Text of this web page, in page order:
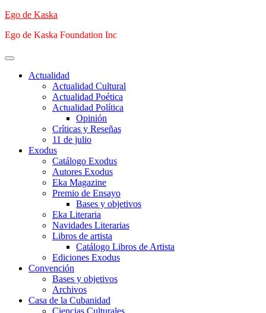
Saltar
contenido
Ego de Kaska
Ego de Kaska Foundation Inc
Menú
principalActualidad
Actualidad Cultural
Actualidad Poética
Actualidad Política
Opinión
Críticas y Reseñas
11 de julio
Exodus
Catálogo Exodus
Autores Exodus
Eka Magazine
Premio de Ensayo
Bases y objetivos
Eka Literaria
Navidades Literarias
Libros de artista
Catálogo Libros de Artista
Ediciones Exodus
Convención
Bases y objetivos
Archivos
Casa de la Cubanidad
Ciencias Culturales